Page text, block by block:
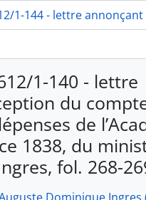
Prix décernés en 1839 et l’avis du départ des pensionnaires pour se rendre à Rome (Héber, Gruyère, Lefuel, Vauthier, Gounod), du ministre
1-140 - lettre
du
de
1838, du
fol. 268-